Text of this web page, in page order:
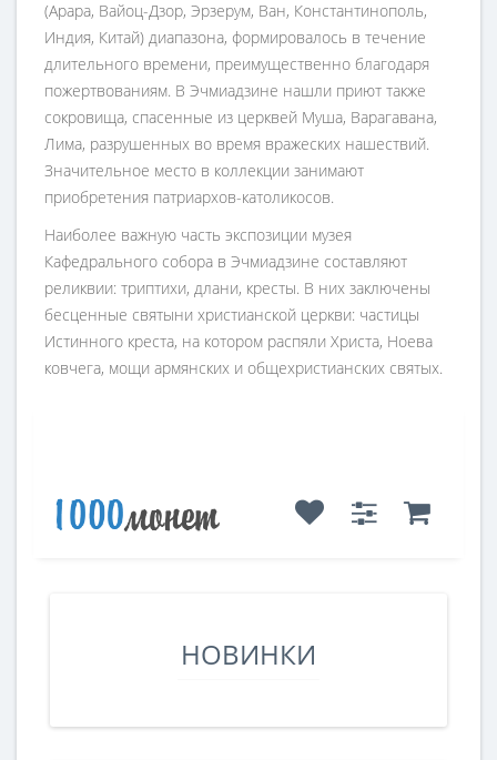
(Арара, Вайоц-Дзор, Эрзерум, Ван, Константинополь,
Индия, Китай) диапазона, формировалось в течение
длительного времени, преимущественно благодаря
пожертвованиям. В Эчмиадзине нашли приют также
сокровища, спасенные из церквей Муша, Варагавана,
Лима, разрушенных во время вражеских нашествий.
Значительное место в коллекции занимают
приобретения патриархов-католикосов.
Наиболее важную часть экспозиции музея
Кафедрального собора в Эчмиадзине составляют
реликвии: триптихи, длани, кресты. В них заключены
бесценные святыни христианской церкви: частицы
Истинного креста, на котором распяли Христа, Ноева
ковчега, мощи армянских и общехристианских святых.
НОВИНКИ